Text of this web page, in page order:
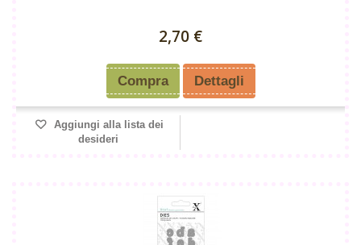
2,70 €
Compra Dettagli
Aggiungi alla lista dei
desideri